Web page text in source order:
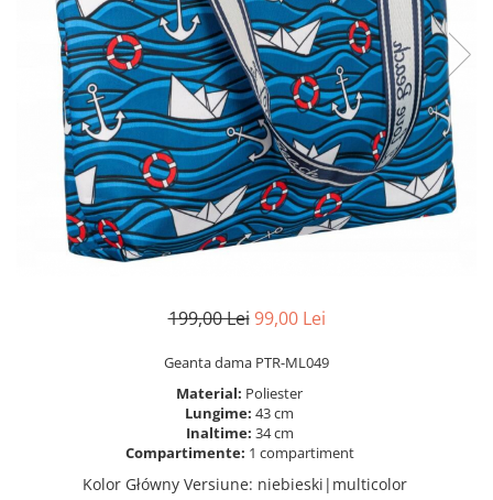
199,00 Lei 99,00 Lei
Geanta dama PTR-ML049
Material: Poliester
Lungime: 43 cm
Inaltime: 34 cm
Compartimente: 1 compartiment
Kolor Główny Versiune: niebieski|multicolor